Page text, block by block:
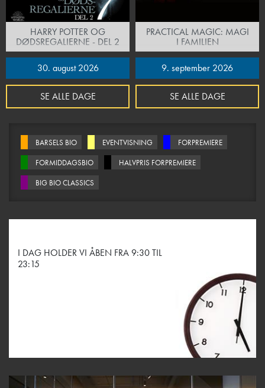
HARRY POTTER OG
DØDSREGALIERNE - DEL 2
30. august 2026
SE ALLE DAGE
PRACTICAL MAGIC: MAGI
I FAMILIEN
9. september 2026
SE ALLE DAGE
BARSELS BIO EVENTVISNING
FORPREMIERE
FORMIDDAGSBIO
HALVPRIS FORPREMIERE
BIG BIO CLASSICS
I DAG HOLDER VI ÅBEN FRA 9:30 TIL
23:15